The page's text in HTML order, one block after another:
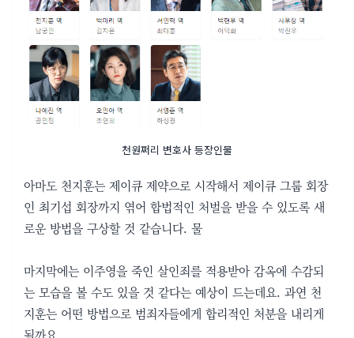
천원쩌리 변호사 등장인물
아마도 천지훈는 제이큐 제약으로 시작해서 제이큐 그룹 회장
인 최기섭 회장까지 엮어 합법적인 처벌을 받을 수 있도록 새
로운 방법을 구상할 것 같습니다. 물
마지막에는 이주영을 죽인 살인죄를 적용받아 감옥에 수감되
는 모습을 볼 수도 있을 것 같다는 예상이 드는데요. 과연 천
지훈는 어떤 방법으로 범죄자들에게 합리적인 처분을 내리게
될까요.